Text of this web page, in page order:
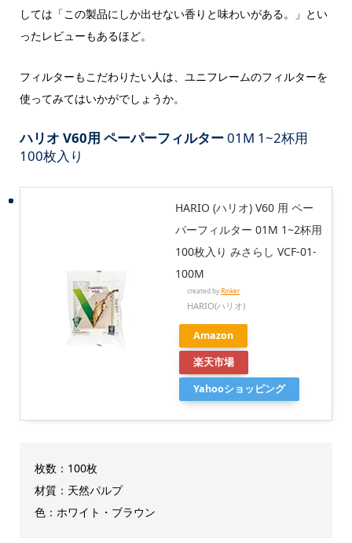
しては「この製品にしか出せない香りと味わいがある。」とい
ったレビューもあるほど。
フィルターもこだわりたい人は、ユニフレームのフィルターを
使ってみてはいかがでしょうか。
ハリオ V60用 ペーパーフィルター01M 1~2杯用
100枚入り
HARIO (ハリオ) V60 用 ペー
パーフィルター 01M 1~2杯用
100枚入り みさらし VCF-01-
100M
created byRinker
HARIO(ハリオ)
Amazon
楽天市場
Yahooショッピング
枚数：100枚
材質：天然パルプ
色：ホワイト・ブラウン